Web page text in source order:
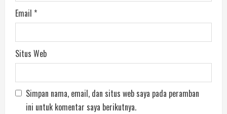
Email *
Situs Web
Simpan nama, email, dan situs web saya pada peramban
ini untuk komentar saya berikutnya.